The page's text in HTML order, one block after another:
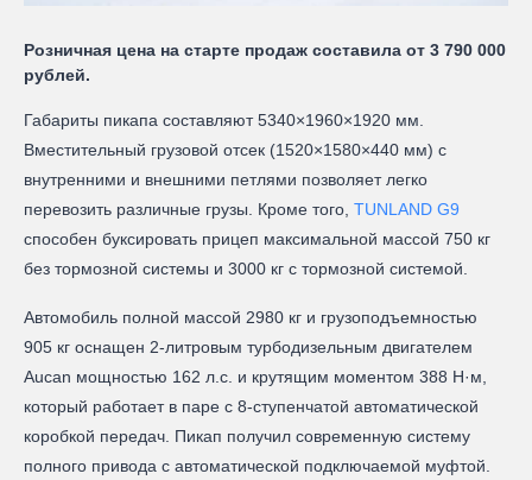
Розничная цена на старте продаж составила от 3 790 000
рублей.
Габариты пикапа составляют 5340×1960×1920 мм.
Вместительный грузовой отсек (1520×1580×440 мм) с
внутренними и внешними петлями позволяет легко
перевозить различные грузы. Кроме того, TUNLAND G9
способен буксировать прицеп максимальной массой 750 кг
без тормозной системы и 3000 кг с тормозной системой.
Автомобиль полной массой 2980 кг и грузоподъемностью
905 кг оснащен 2‑литровым турбодизельным двигателем
Aucan мощностью 162 л.с. и крутящим моментом 388 Н·м,
который работает в паре с 8‑ступенчатой автоматической
коробкой передач. Пикап получил современную систему
полного привода с автоматической подключаемой муфтой.